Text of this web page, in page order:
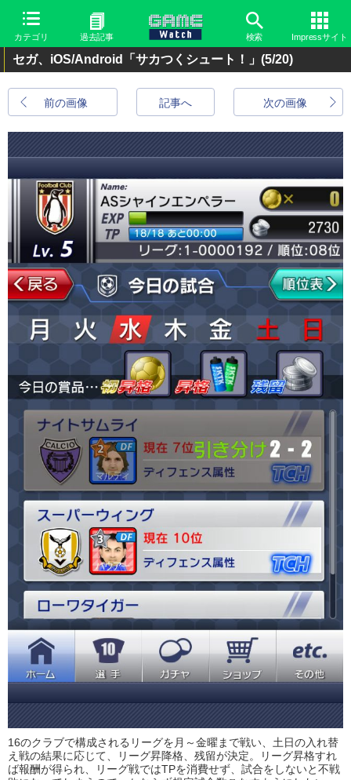
カテゴリ 過去記事 検索 Impressサイト
セガ、iOS/Android「サカつくシュート！」 (5/20)
前の画像 次の画像
記事へ
16のクラブで構成されるリーグを月～金曜まで戦い、土日の入れ替
え戦の結果に応じて、リーグ昇降格、残留が決定。リーグ昇格すれ
ば報酬が得られ、リーグ戦ではTPを消費せず、試合をしないと不戦